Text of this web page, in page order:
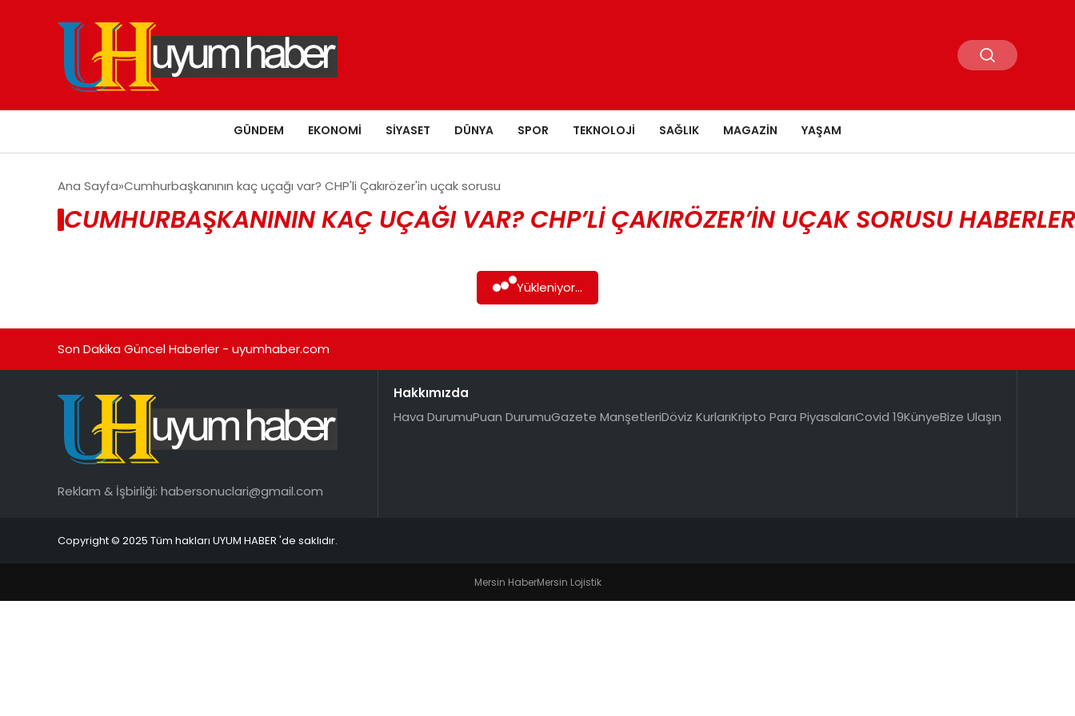
GÜNDEM EKONOMI SIYASET DÜNYA SPOR TEKNOLOJI SAĞLIK MAGAZIN YAŞAM
Ana Sayfa Cumhurbaşkanının kaç uçağı var? CHP'li Çakırözer'in uçak sorusu
CUMHURBAŞKANININ KAÇ UÇAĞI VAR? CHP’LI ÇAKIRÖZER’IN UÇAK SORUSU
Yükleniyor...
Son Dakika Güncel Haberler - uyumhaber.com
Reklam & İşbirliği: habersonuclari@gmail.com
Hakkımızda
Hava DurumuPuan DurumuGazete ManşetleriDöviz KurlarıKripto Para PiyasalarıCovid 19KünyeBize Ulaşın
Copyright © 2025 Tüm hakları UYUM HABER 'de saklıdır.
Mersin HaberMersin Lojistik